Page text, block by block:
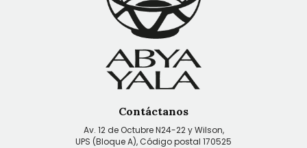
Contáctanos
Av. 12 de Octubre N24-22 y Wilson,
UPS (Bloque A), Código postal 170525